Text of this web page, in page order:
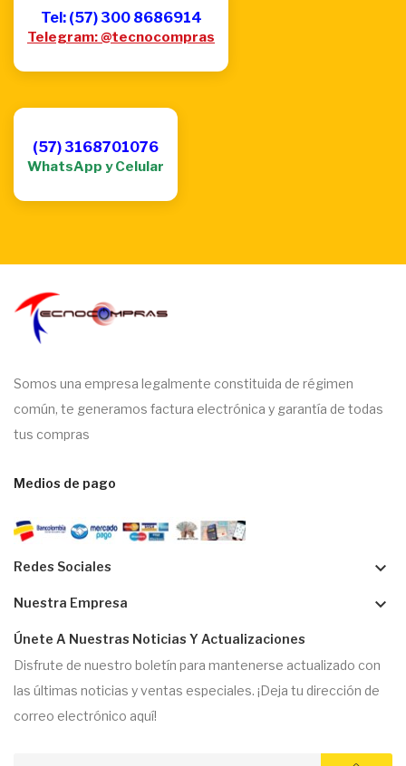
Tel: (57) 300 8686914
Telegram: @tecnocompras
(57) 3168701076
WhatsApp y Celular
Somos una empresa legalmente constituida de régimen
común, te generamos factura electrónica y garantía de todas
tus compras
Medios de pago
Redes Sociales keyboard_arrow_down
Nuestra Empresa keyboard_arrow_down
Únete A Nuestras Noticias Y Actualizaciones
Disfrute de nuestro boletín para mantenerse actualizado con
las últimas noticias y ventas especiales. ¡Deja tu dirección de
correo electrónico aquí!